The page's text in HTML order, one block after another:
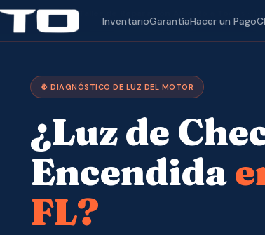
✓ Taller de Reparación Abierto a Todos
InventarioGarantíaHacer un Pago
⚙️ DIAGNÓSTICO DE LUZ DEL MOTOR
¿Luz de
Encendida
FL?